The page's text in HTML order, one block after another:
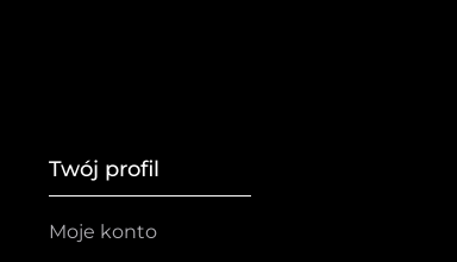
Twój profil
Moje konto